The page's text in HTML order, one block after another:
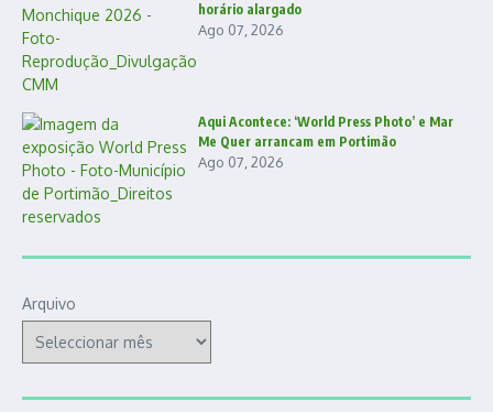
horário alargado
Ago 07, 2026
Aqui Acontece: ‘World Press Photo’ e Mar
Me Quer arrancam em Portimão
Ago 07, 2026
Arquivo